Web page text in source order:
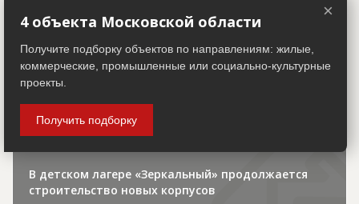
Городская хроника
В детском лагере «Зеркальный» продолжается
строительство новых корпусов
×
4 объекта Московской области
Получите подборку объектов по направлениям: жилые,
коммерческие, промышленные или социально-культурные
проекты.
Получить подборку